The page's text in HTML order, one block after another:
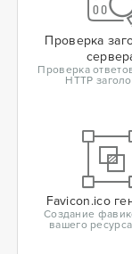
Проверка
Проверка
HTTP
Favicon.ico
Создание
вашего